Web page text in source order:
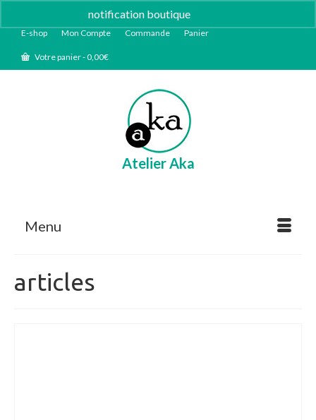
notification boutique
E-shop Mon Compte Commande Panier
Votre panier-0,00€
Atelier Aka
Menu
articles